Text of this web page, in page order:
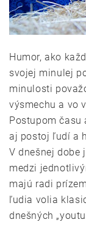
Humor, ako
svojej minulej
minulosti
výsmechu a vo
Postupom času
aj postoj ľudí a
V dnešnej dobe
medzi
majú radi
ľudia volia
dnešných